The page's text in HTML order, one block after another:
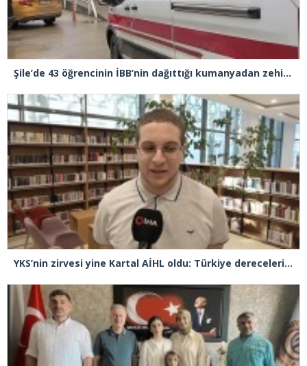
Şile’de 43 öğrencinin İBB’nin dağıttığı kumanyadan zehirlendiği iddiasıyla 4 şüpheliye 10 yıla kadar hapis talebi
YKS’nin zirvesi yine Kartal AİHL oldu: Türkiye dereceleri peş peşe geldi, başarının sırrını anlattılar